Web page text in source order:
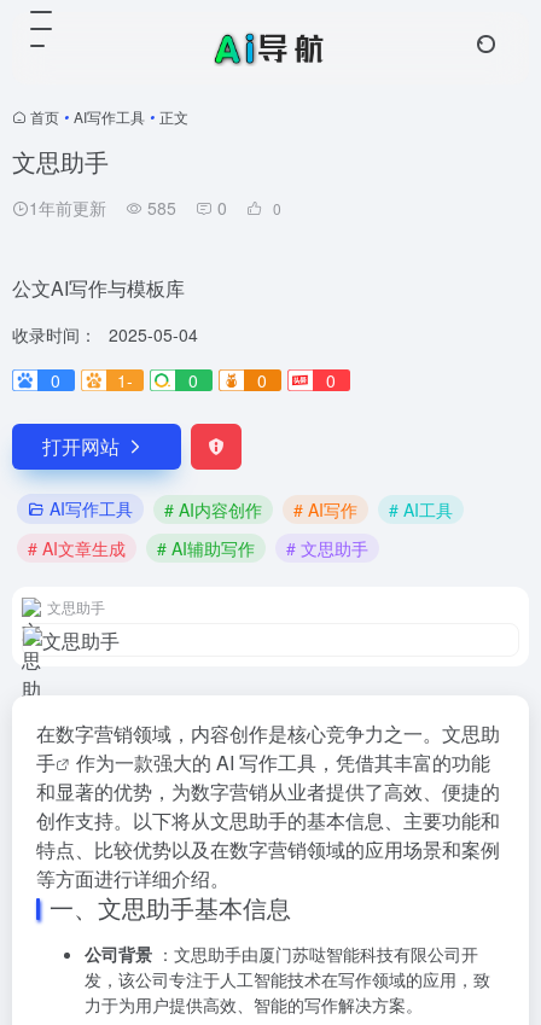
首页 • AI写作工具 • 正文
文思助手
1年前更新 585 0 0
公文AI写作与模板库
收录时间：
2025-05-04
0
1- 0 0 0
打开网站
AI写作工具 # AI内容创作 # AI写作
# AI工具
# AI文章生成
# AI辅助写作 # 文思助手
文思助手
在数字营销领域，内容创作是核心竞争力之一。 文思助
手
作为一款强大的 AI 写作工具，凭借其丰富的功能
和显著的优势，为数字营销从业者提供了高效、便捷的
创作支持。以下将从文思助手的基本信息、主要功能和
特点、比较优势以及在数字营销领域的应用场景和案例
等方面进行详细介绍。
一、文思助手基本信息
公司背景 ：文思助手由厦门苏哒智能科技有限公司开
发，该公司专注于人工智能技术在写作领域的应用，致
力于为用户提供高效、智能的写作解决方案。